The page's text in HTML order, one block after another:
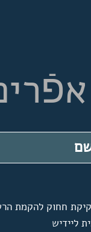
חחוק להקמת
ליידיש